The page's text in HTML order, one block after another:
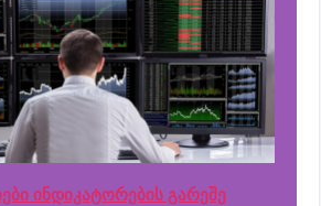
ინდიკატორების გარეშე